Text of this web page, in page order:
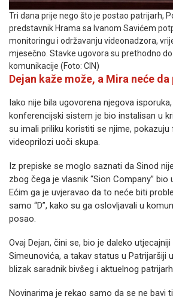
Tri dana prije nego što je postao patrijarh,
predstavnik Hrama sa Ivanom Savićem
monitoringu i održavanju videonadzora,
mjesečno. Stavke ugovora su prethodno
komunikacije (Foto: CIN)
Dejan kaže može, a Mira neće
Iako nije bila ugovorena njegova
konferencijski sistem je bio instalisan u
su imali priliku koristiti se njime,
videoprilozi uoči skupa.
Iz prepiske se moglo saznati da Sinod
zbog čega je vlasnik “Sion Company” bio
Ećim ga je uvjeravao da to neće biti
samo “D”, kako su ga oslovljavali u
posao.
Ovaj Dejan, čini se, bio je daleko
Simeunovića, a takav status u Patrijaršiji
blizak saradnik bivšeg i aktuelnog
Novinarima je rekao samo da se ne bavi